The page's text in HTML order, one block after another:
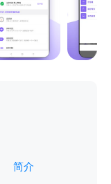
简介